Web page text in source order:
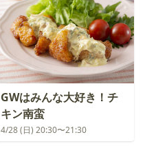
GWはみんな大好き！チ
キン南蛮
4/28 (日) 20:30〜21:30